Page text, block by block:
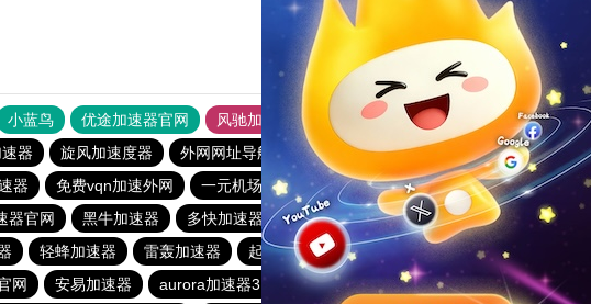
小蓝鸟 优途加速器官网 风驰加速器
旋风加速器
器 旋风加速度器 外网网址导航 软件中心 雷霆加速
狂飙加速器
器 免费vqn加速外网 一元机场 78加速器 一分机场
云梯加速器
器官网 黑牛加速器 多快加速器
旋风app加速器官网下载
轻蜂加速器 雷轰加速器 起飞加速器
免费不需要实名认证的加速器
网 安易加速器 aurora加速器3.0.7 海鸥加速器